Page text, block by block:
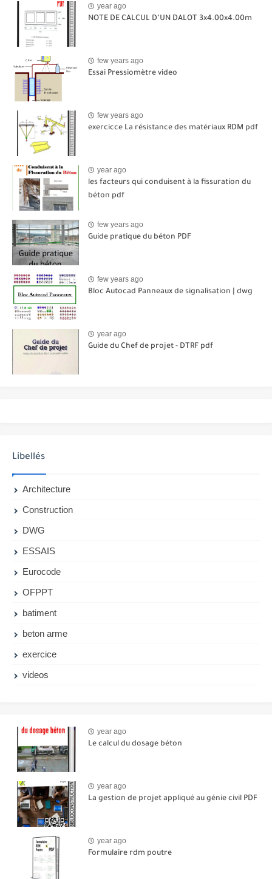
year ago
NOTE DE CALCUL D’UN DALOT 3x4.00x4.00m
few years ago
Essai Pressiomètre video
few years ago
exercicce La résistance des matériaux RDM pdf
year ago
les facteurs qui conduisent à la fissuration du
béton pdf
few years ago
Guide pratique du béton PDF
few years ago
Bloc Autocad Panneaux de signalisation | dwg
year ago
Guide du Chef de projet - DTRF pdf
Libellés
Architecture
Construction
DWG
ESSAIS
Eurocode
OFPPT
batiment
beton arme
exercice
videos
year ago
Le calcul du dosage béton
year ago
La gestion de projet appliqué au génie civil PDF
year ago
Formulaire rdm poutre